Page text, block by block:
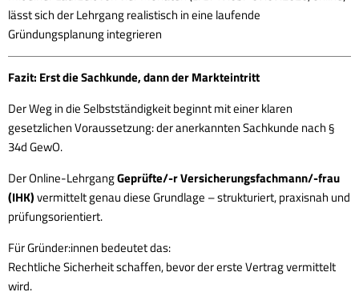
lässt sich der Lehrgang realistisch in eine laufende
Gründungsplanung integrieren
Fazit: Erst die Sachkunde, dann der Markteintritt
Der Weg in die Selbstständigkeit beginnt mit einer klaren
gesetzlichen Voraussetzung: der anerkannten Sachkunde nach §
34d GewO.
Der Online-LehrgangGeprüfte/-r Versicherungsfachmann/-frau
(IHK)vermittelt genau diese Grundlage – strukturiert, praxisnah und
prüfungsorientiert.
Für Gründer:innen bedeutet das:
Rechtliche Sicherheit schaffen, bevor der erste Vertrag vermittelt
wird.